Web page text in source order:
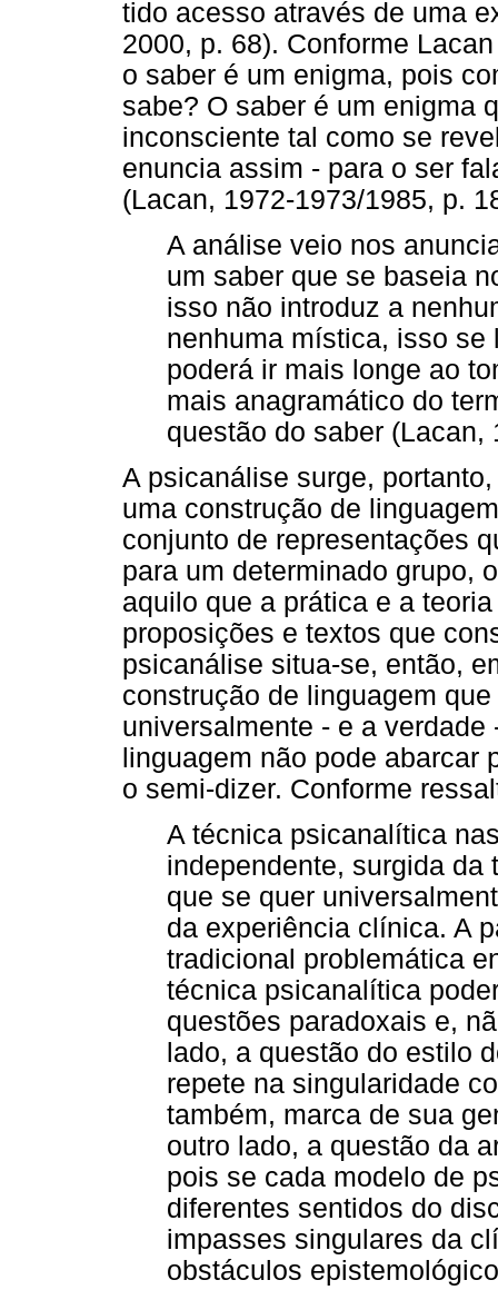
tido acesso através de uma
2000, p. 68). Conforme
o saber é um enigma, pois
sabe? O saber é um enigma
inconsciente tal como se
enuncia assim - para o ser
(Lacan, 1972-1973/1985, p.
A análise veio nos
um saber que se baseia
isso não introduz a
nenhuma mística, isso se
poderá ir mais longe ao
mais anagramático do
questão do saber (Lacan,
A psicanálise surge,
uma construção de
conjunto de representações
para um determinado grupo,
aquilo que a prática e a
proposições e textos que
psicanálise situa-se, então,
construção de linguagem
universalmente - e a
linguagem não pode abarcar
o semi-dizer. Conforme
A técnica psicanalítica
independente, surgida da
que se quer
da experiência clínica. A
tradicional problemática
técnica psicanalítica
questões paradoxais e,
lado, a questão do estilo
repete na singularidade
também, marca de sua
outro lado, a questão da
pois se cada modelo de
diferentes sentidos do
impasses singulares da
obstáculos